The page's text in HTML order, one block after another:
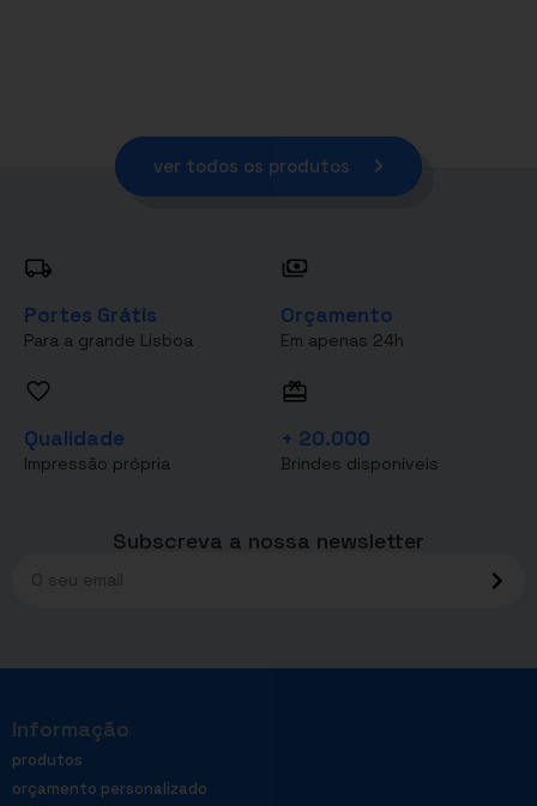
ver todos os produtos
Portes Grátis
Para a grande Lisboa
Orçamento
Em apenas 24h
Qualidade
Impressão própria
+ 20.000
Brindes disponíveis
Subscreva a nossa newsletter
Informação
produtos
orçamento personalizado